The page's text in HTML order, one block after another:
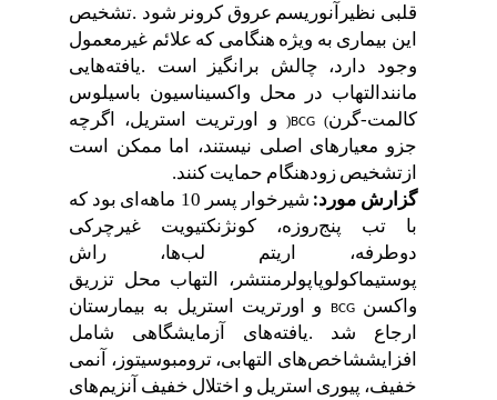
قلبی نظیرآنوریسمعروقکرونرشود.تشخیص
این بیماریبهویژه هنگامی کهعلائمغیرمعمول
وجود
دارد، چالش برانگیز است. یافتههایی
مانندالتهاب در محل واکسیناسیون باسیلوس
کالمت-گرن(
BCG
) و اورتریت استریل،
اگرچه
جزو معیارهای اصلی نیستند، اما ممکن است
تشخیص زودهنگامحمایتکنند.
گزارش مورد : شیرخوار پسر10ماههایبودکه
تب پنجروزه، کونژنکتیویت
غیرچرکی
دوطرفه،
اریتم لبها،
راش
پوستیماکولوپاپولرمنتشر، التهاب محل تزریق
واکسن BCG و اورتریت استریل به بیمارستان
ارجاع
شد. یافتههای آزمایشگاهی
شامل
افزایششاخصهایالتهابی، ترومبوسیتوز، آنمی
خفیف، پیوریاستریل و اختلال خفیف آنزیمهای